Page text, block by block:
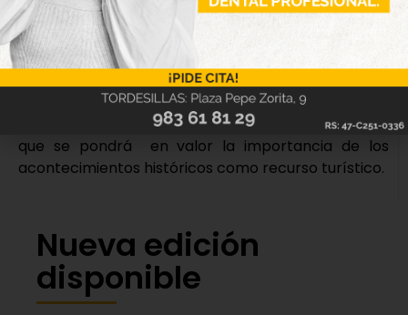
Por último, El Foro Turismo Provincia de Valladolid
que se celebra anualmente para propiciar el
intercambio de conocimiento, experiencias y
contacto directo entre los propios agentes
turísticos, se centrará en 2021 en el movimiento
comunero a través de diversas ponencias en las
que se pondrá en valor la importancia de los
acontecimientos históricos como recurso turístico.
Nueva edición
disponible